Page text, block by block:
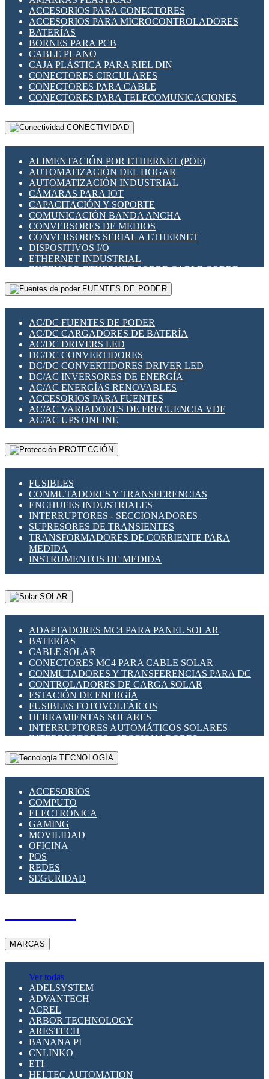
INDICADORES PARA PANEL
INTERFACES DE RELÉ
INTERRUPTORES FIN DE CARRERA
LLAVES CONMUTADORAS
MEDIDORES DE ENERGÍA Y TC'S DE CORRIENTE
MOTORES PASO A PASO
PANTALLAS HMI
PLC -CONTROLADORES LÓGICO PROGRAMABLES
PROGRAMADORES DE HORARIO
RELÉS DE PROTECCIÓN
SENSORES CAPACITIVOS
SENSORES INDUCTIVOS
TEMPORIZADORES
VARIACS
VARIADORES DE FRECUENCIA [VDF]
SECCIONADORES - INTERRUPTORES
MAQUINARIA
ACCESORIOS PARA CONECTORES
ACCESORIOS PARA MICROCONTROLADORES
BATERÍAS
BORNES PARA PCB
CABLE PLANO
CAJA PLÁSTICA PARA RIEL DIN
CONECTORES CIRCULARES
CONECTORES PARA CABLE
CONECTORES PARA TELECOMUNICACIONES
CONECTORES CABLE A PCB
CONECTORES PCB A CABLE
DIP SWITCHES
HERRAMIENTAS VARIAS
ILUMINACIÓN LED
INTERRUPTORES REED
INTERFACES DE RELÉ
OTROS RELÉS
PROTECCIÓN TÉRMICA
RELÉS AUTOMOTRICES
RELÉS DE SEÑAL
RELÉS DE ESTADO SÓLIDO SSR
RELÉS INDUSTRIALES
RELÉS MINIATURA DE POTENCIA
SENSORES MAGNÉTICOS
SWITCH Y MICROSWITCH
TARJETAS PI
UNIÓN Y DERIVACIÓN DE CABLE
CONECTIVIDAD
ALIMENTACIÓN POR ETHERNET (POE)
AUTOMATIZACIÓN DEL HOGAR
AUTOMATIZACIÓN INDUSTRIAL
CÁMARAS PARA IOT
CAPACITACIÓN Y SOPORTE
COMUNICACIÓN BANDA ANCHA
CONVERSORES DE MEDIOS
CONVERSORES SERIAL A ETHERNET
DISPOSITIVOS I/O
ETHERNET INDUSTRIAL
EXTENSOR ETHERNET SOBRE CABLE COBRE
GATEWAY LORAWAN
GESTIÓN DE REDES
PLACAS MODULARES IOT
SWITCHES Y REDES WIFI
SOLUCIONES IOT
SOLUCIONES LORAWAN
SOLUCIONES RED CELULAR
SEGURIDAD PARA REDES
SWITCHES LAN
TELEFONÍA IP (VOIP)
VIGILANCIA IP (CCTV)
MESHTASTIC
FUENTES DE PODER
AC/DC FUENTES DE PODER
AC/DC CARGADORES DE BATERÍA
AC/DC DRIVERS LED
DC/DC CONVERTIDORES
DC/DC CONVERTIDORES DRIVER LED
DC/AC INVERSORES DE ENERGÍA
AC/AC ENERGÍAS RENOVABLES
ACCESORIOS PARA FUENTES
AC/AC VARIADORES DE FRECUENCIA VDF
AC/AC UPS ONLINE
PROTECCIÓN
FUSIBLES
CONMUTADORES Y TRANSFERENCIAS
ENCHUFES INDUSTRIALES
INTERRUPTORES - SECCIONADORES
SUPRESORES DE TRANSIENTES
TRANSFORMADORES DE CORRIENTE PARA
MEDIDA
INSTRUMENTOS DE MEDIDA
SOLAR
ADAPTADORES MC4 PARA PANEL SOLAR
BATERÍAS
CABLE SOLAR
CONECTORES MC4 PARA CABLE SOLAR
CONMUTADORES Y TRANSFERENCIAS PARA DC
CONTROLADORES DE CARGA SOLAR
ESTACIÓN DE ENERGÍA
FUSIBLES FOTOVOLTÁICOS
HERRAMIENTAS SOLARES
INTERRUPTORES AUTOMÁTICOS SOLARES
INTERRUPTORES - SECCIONADORES
FOTOVOLTÁICOS
MONTAJE PANEL SOLAR
SUPRESOR DE TRANSIENTES SPDS PARA
APLICACIONES FOTOVOLTAICAS
TECNOLOGÍA
ACCESORIOS
COMPUTO
ELECTRÓNICA
GAMING
MOVILIDAD
OFICINA
POS
REDES
SEGURIDAD
MARCAS
Ver todas
ADELSYSTEM
ADVANTECH
ACREL
ARBOR TECHNOLOGY
ARESTECH
BANANA PI
CNLINKO
ETI
HELTEC AUTOMATION